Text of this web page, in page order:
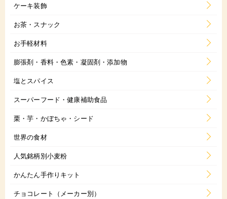
ケーキ装飾
お茶・スナック
お手軽材料
膨張剤・香料・色素・凝固剤・添加物
塩とスパイス
スーパーフード・健康補助食品
栗・芋・かぼちゃ・シード
世界の食材
人気銘柄別小麦粉
かんたん手作りキット
チョコレート（メーカー別）